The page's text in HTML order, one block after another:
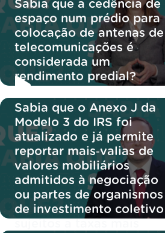
Sabia que a cedência de
espaço num prédio para
colocação de antenas de
telecomunicações é
considerada um
rendimento predial?
Sabia que o Anexo J da
Modelo 3 do IRS foi
atualizado e já permite
reportar mais‑valias de
valores mobiliários
admitidos à negociação
ou partes de organismos
de investimento coletivo